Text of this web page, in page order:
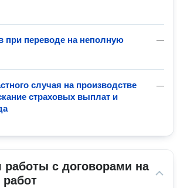
—
переводе на неполную
—
случая на производстве
страховых выплат и
с договорами на